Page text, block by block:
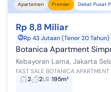
Apartemen Premier Dekat Pusat
Rp 8,8 Miliar
Rp 43 Jutaan (Tenor 20 Tahun)
Botanica Apartment Simprug, 2+1Br Semi
Kebayoran Lama, Jakarta
2
2LB:195m²